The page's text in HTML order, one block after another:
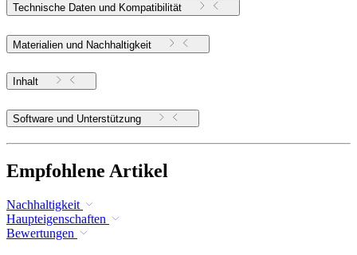
Technische Daten und Kompatibilität
Materialien und Nachhaltigkeit
Inhalt
Software und Unterstützung
Empfohlene Artikel
Nachhaltigkeit
Haupteigenschaften
Bewertungen